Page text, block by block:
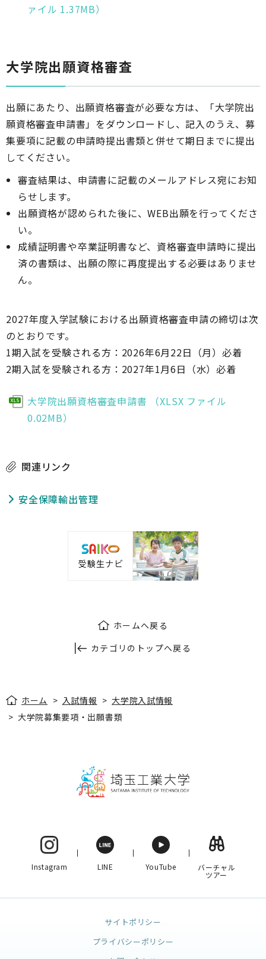
ァイル 1.37MB）
大学院出願資格審査
出願にあたり、出願資格審査が必要な方は、「大学院出
願資格審査申請書」をダウンロードし、記入のうえ、募
集要項に記載の申請時提出書類と併せて期日までに提出
してください。
審査結果は、申請書に記載のメールアドレス宛にお知
らせします。
出願資格が認められた後に、WEB出願を行ってくださ
い。
成績証明書や卒業証明書など、資格審査申請時に提出
済の書類は、出願の際に再度提出する必要はありませ
ん。
2027年度入学試験における出願資格審査申請の締切は次
のとおりです。
1期入試を受験される方：2026年6月22日（月）必着
2期入試を受験される方：2027年1月6日（水）必着
大学院出願資格審査申請書 （XLSX ファイル
0.02MB）
関連リンク
安全保障輸出管理
カテゴリのトップへ戻る
ホームへ戻る
ホーム > 入試情報 >大学院入試情報
> 大学院募集要項・出願書類
Instagram LINE YouTube バーチャル
ツアー
サイトポリシー
プライバシーポリシー